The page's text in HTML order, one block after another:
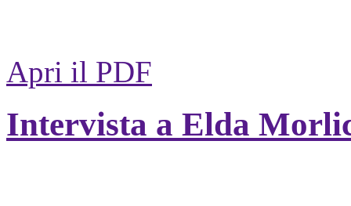
Apri il PDF
Intervista a Elda